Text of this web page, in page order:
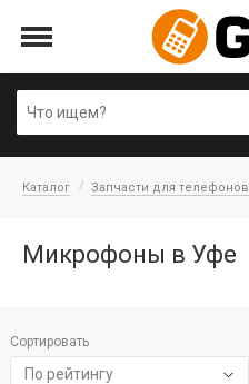
Каталог Запчасти для телефонов
Микрофоны в Уфе
Сортировать
По рейтингу